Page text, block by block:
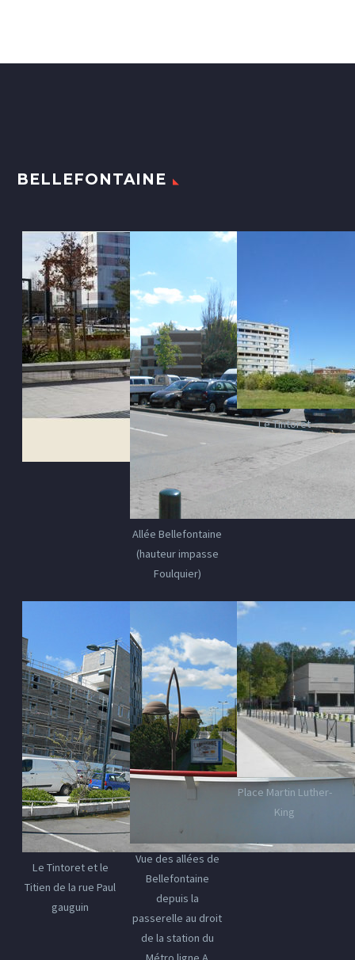
BELLEFONTAINE
Allée Bellefontaine
(hauteur impasse
Foulquier)
Le Tintoret
Le Tintoret et le
Titien de la rue Paul
gauguin
Vue des allées de
Bellefontaine
depuis la
passerelle au droit
de la station du
Place Martin Luther-
King